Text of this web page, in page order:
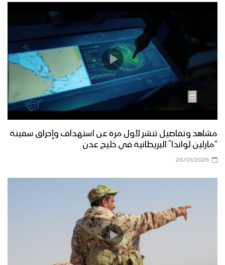
مشاهد وتفاصيل تنشر لأول مرة عن استهداف وإحراق سفينة
“مارلين لواندا” البريطانية في خليج عدن
26/01/2026